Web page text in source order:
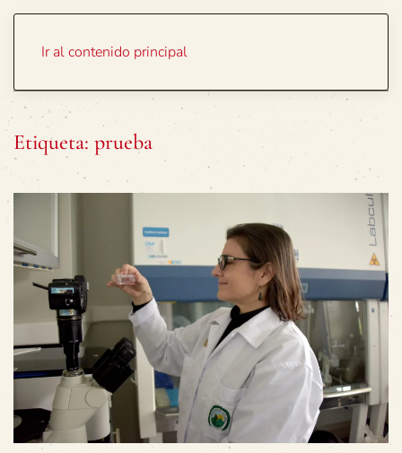
Ir al contenido principal
Etiqueta: prueba